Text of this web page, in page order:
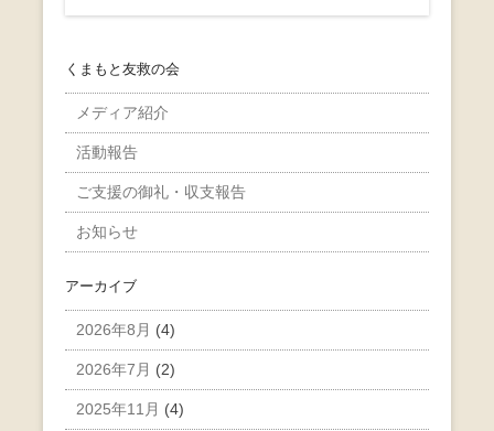
くまもと友救の会
メディア紹介
活動報告
ご支援の御礼・収支報告
お知らせ
アーカイブ
2026年8月 (4)
2026年7月 (2)
2025年11月 (4)